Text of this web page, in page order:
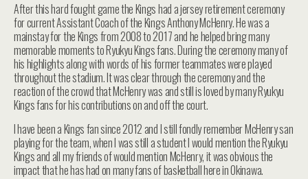
After this hard fought game the Kings had a jersey retirement ceremony
for current Assistant Coach of the Kings Anthony McHenry. He was a
mainstay for the Kings from 2008 to 2017 and he helped bring many
memorable moments to Ryukyu Kings fans. During the ceremony many of
his highlights along with words of his former teammates were played
throughout the stadium. It was clear through the ceremony and the
reaction of the crowd that McHenry was and still is loved by many Ryukyu
Kings fans for his contributions on and off the court.
I have been a Kings fan since 2012 and I still fondly remember McHenry san
playing for the team, when I was still a student I would mention the Ryukyu
Kings and all my friends of would mention McHenry, it was obvious the
impact that he has had on many fans of basketball here in Okinawa.